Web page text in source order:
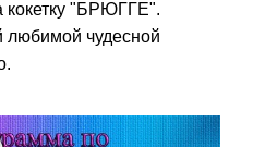
кокетку "БРЮГГЕ".
любимой чудесной